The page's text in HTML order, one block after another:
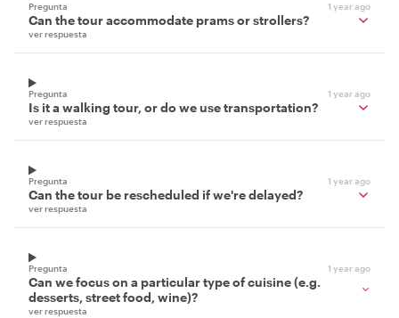
Pregunta 1 year ago
Can the tour accommodate prams or strollers?
ver respuesta
Pregunta 1 year ago
Is it a walking tour, or do we use transportation?
ver respuesta
Pregunta 1 year ago
Can the tour be rescheduled if we're delayed?
ver respuesta
Pregunta 1 year ago
Can we focus on a particular type of cuisine (e.g.
desserts, street food, wine)?
ver respuesta